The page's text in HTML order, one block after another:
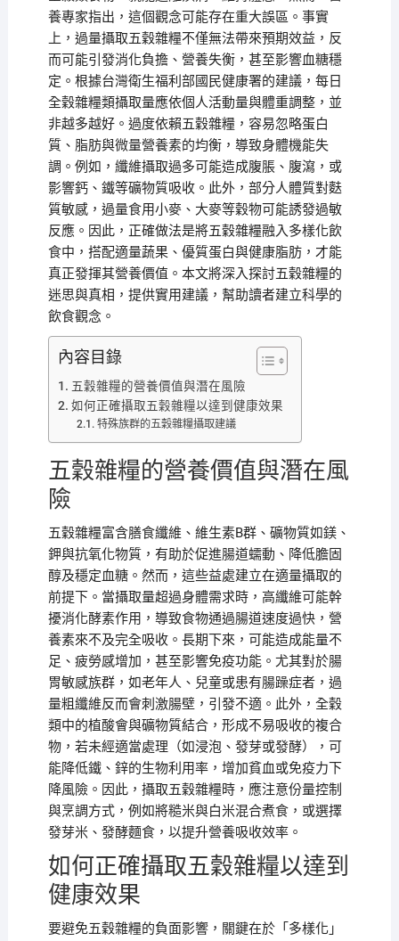
養專家指出，這個觀念可能存在重大誤區。事實
上，過量攝取五穀雜糧不僅無法帶來預期效益，反
而可能引發消化負擔、營養失衡，甚至影響血糖穩
定。根據台灣衛生福利部國民健康署的建議，每日
全穀雜糧類攝取量應依個人活動量與體重調整，並
非越多越好。過度依賴五穀雜糧，容易忽略蛋白
質、脂肪與微量營養素的均衡，導致身體機能失
調。例如，纖維攝取過多可能造成腹脹、腹瀉，或
影響鈣、鐵等礦物質吸收。此外，部分人體質對麩
質敏感，過量食用小麥、大麥等穀物可能誘發過敏
反應。因此，正確做法是將五穀雜糧融入多樣化飲
食中，搭配適量蔬果、優質蛋白與健康脂肪，才能
真正發揮其營養價值。本文將深入探討五穀雜糧的
迷思與真相，提供實用建議，幫助讀者建立科學的
飲食觀念。
內容目錄
五穀雜糧的營養價值與潛在風險
如何正確攝取五穀雜糧以達到健康效果
特殊族群的五穀雜糧攝取建議
五穀雜糧的營養價值與潛在風
險
五穀雜糧富含膳食纖維、維生素B群、礦物質如鎂、
鉀與抗氧化物質，有助於促進腸道蠕動、降低膽固
醇及穩定血糖。然而，這些益處建立在適量攝取的
前提下。當攝取量超過身體需求時，高纖維可能幹
擾消化酵素作用，導致食物通過腸道速度過快，營
養素來不及完全吸收。長期下來，可能造成能量不
足、疲勞感增加，甚至影響免疫功能。尤其對於腸
胃敏感族群，如老年人、兒童或患有腸躁症者，過
量粗纖維反而會刺激腸壁，引發不適。此外，全穀
類中的植酸會與礦物質結合，形成不易吸收的複合
物，若未經適當處理（如浸泡、發芽或發酵），可
能降低鐵、鋅的生物利用率，增加貧血或免疫力下
降風險。因此，攝取五穀雜糧時，應注意份量控制
與烹調方式，例如將糙米與白米混合煮食，或選擇
發芽米、發酵麵食，以提升營養吸收效率。
如何正確攝取五穀雜糧以達到
健康效果
要避免五穀雜糧的負面影響，關鍵在於「多樣化」